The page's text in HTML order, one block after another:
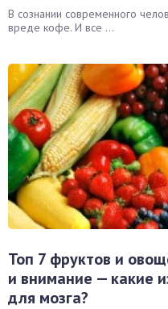
В сознании современного
вреде кофе. И все ...
Топ 7 фруктов и
и внимание — какие
для мозга?